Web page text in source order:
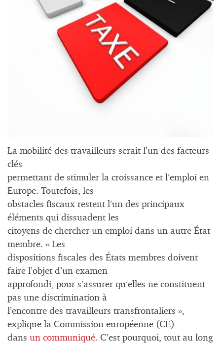
La mobilité des travailleurs serait l’un des facteurs
clés
permettant de stimuler la croissance et l’emploi en
Europe. Toutefois, les
obstacles fiscaux restent l’un des principaux
éléments qui dissuadent les
citoyens de chercher un emploi dans un autre État
membre. « Les
dispositions fiscales des États membres doivent
faire l’objet d’un examen
approfondi, pour s’assurer qu’elles ne constituent
pas une discrimination à
l’encontre des travailleurs transfrontaliers »,
explique la Commission européenne (CE)
dans un communiqué. C’est pourquoi, tout au long